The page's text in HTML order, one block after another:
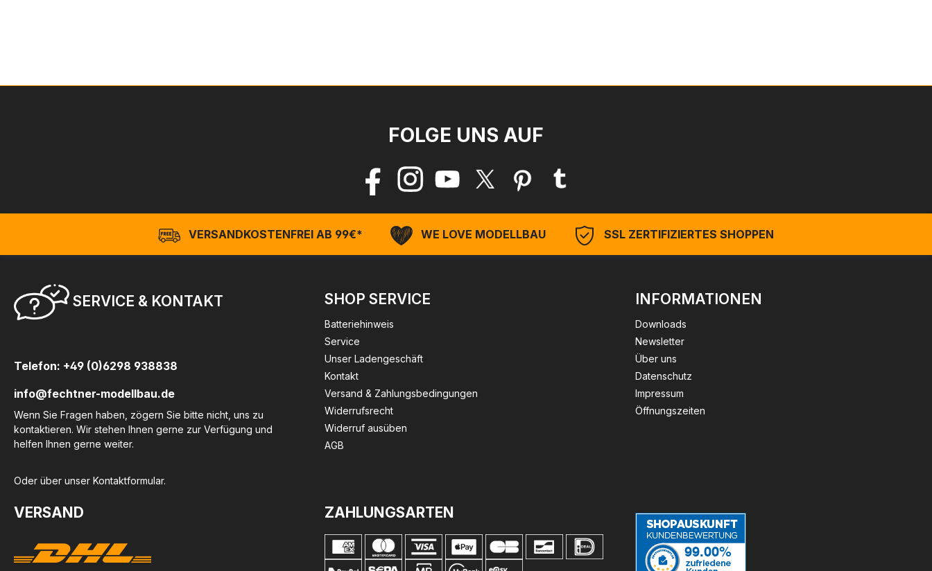
FOLGE UNS AUF
VERSANDKOSTENFREI AB 99€* WE LOVE MODELLBAU SSL ZERTIFIZIERTES SHOPPEN
SERVICE & KONTAKT
Telefon: +49 (0)6298 938838
info@fechtner-modellbau.de
Wenn Sie Fragen haben, zögern Sie bitte nicht, uns zu
kontaktieren. Wir stehen Ihnen gerne zur Verfügung und
helfen Ihnen gerne weiter.
Oder über unser Kontaktformular.
SHOP SERVICE
Batteriehinweis
Service
Unser Ladengeschäft
Kontakt
Versand & Zahlungsbedingungen
Widerrufsrecht
Widerruf ausüben
AGB
INFORMATIONEN
Downloads
Newsletter
Über uns
Datenschutz
Impressum
Öffnungszeiten
VERSAND ZAHLUNGSARTEN